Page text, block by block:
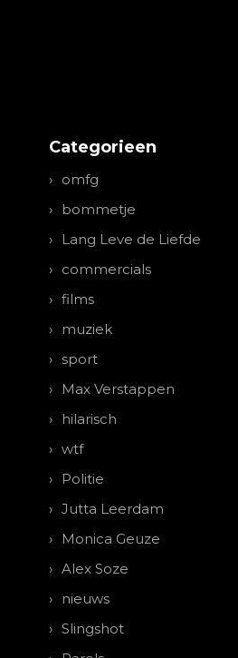
Categorieen
omfg
bommetje
Lang Leve de Liefde
commercials
films
muziek
sport
Max Verstappen
hilarisch
wtf
Politie
Jutta Leerdam
Monica Geuze
Alex Soze
nieuws
Slingshot